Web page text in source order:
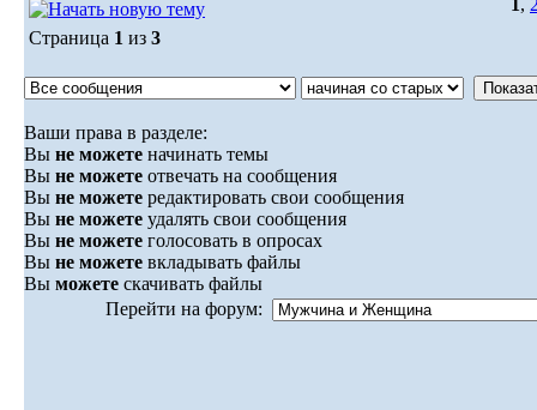
1,
Страница 1 из 3
Ваши права в разделе:
Вы не можете начинать темы
Вы не можете отвечать на сообщения
Вы не можете редактировать свои сообщения
Вы не можете удалять свои сообщения
Вы не можете голосовать в опросах
Вы не можете вкладывать файлы
Вы можете скачивать файлы
Перейти на форум: